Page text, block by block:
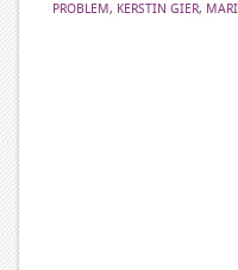
PROBLEM, KERSTIN GIER,